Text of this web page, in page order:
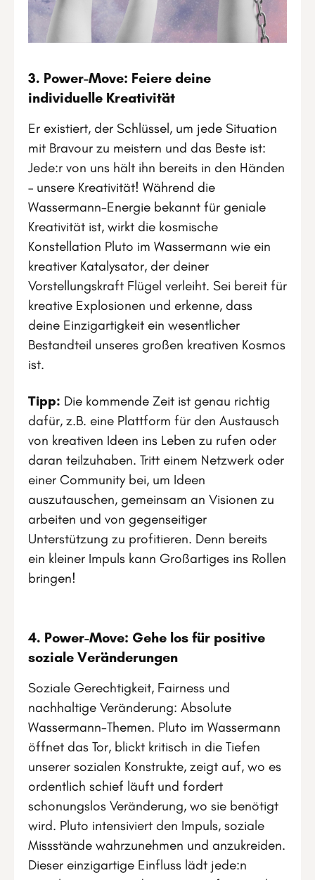
3. Power-Move: Feiere deine
individuelle Kreativität
Er existiert, der Schlüssel, um jede Situation
mit Bravour zu meistern und das Beste ist:
Jede:r von uns hält ihn bereits in den Händen
– unsere Kreativität! Während die
Wassermann-Energie bekannt für geniale
Kreativität ist, wirkt die kosmische
Konstellation Pluto im Wassermann wie ein
kreativer Katalysator, der deiner
Vorstellungskraft Flügel verleiht. Sei bereit für
kreative Explosionen und erkenne, dass
deine Einzigartigkeit ein wesentlicher
Bestandteil unseres großen kreativen Kosmos
ist.
Tipp: Die kommende Zeit ist genau richtig
dafür, z.B. eine Plattform für den Austausch
von kreativen Ideen ins Leben zu rufen oder
daran teilzuhaben. Tritt einem Netzwerk oder
einer Community bei, um Ideen
auszutauschen, gemeinsam an Visionen zu
arbeiten und von gegenseitiger
Unterstützung zu profitieren. Denn bereits
ein kleiner Impuls kann Großartiges ins Rollen
bringen!
4. Power-Move: Gehe los für positive
soziale Veränderungen
Soziale Gerechtigkeit, Fairness und
nachhaltige Veränderung: Absolute
Wassermann-Themen. Pluto im Wassermann
öffnet das Tor, blickt kritisch in die Tiefen
unserer sozialen Konstrukte, zeigt auf, wo es
ordentlich schief läuft und fordert
schonungslos Veränderung, wo sie benötigt
wird. Pluto intensiviert den Impuls, soziale
Missstände wahrzunehmen und anzukreiden.
Dieser einzigartige Einfluss lädt jede:n